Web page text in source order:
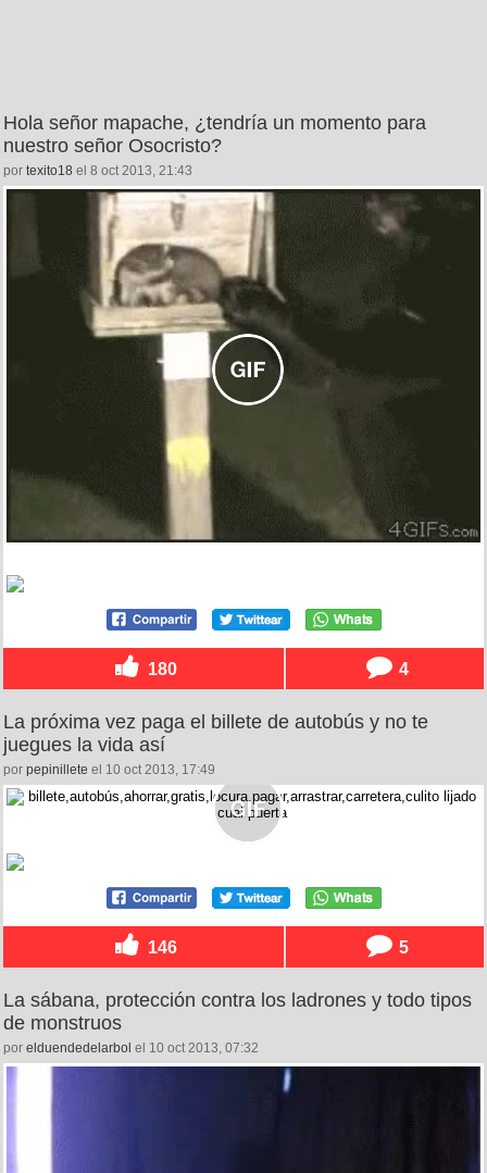
Hola señor mapache, ¿tendría un momento para
nuestro señor Osocristo?
por texito18 el 8 oct 2013, 21:43
180 4
La próxima vez paga el billete de autobús y no te
juegues la vida así
por pepinillete el 10 oct 2013, 17:49
146 5
La sábana, protección contra los ladrones y todo tipos
de monstruos
por elduendedelarbol el 10 oct 2013, 07:32